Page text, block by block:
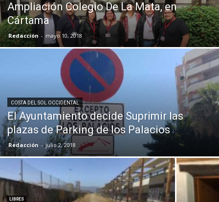
Ampliación Colegio De La Mata, en
Cártama
Redacción - mayo 10, 2018
COSTA DEL SOL OCCIDENTAL
El Ayuntamiento decide Suprimir las
plazas de Parking de los Palacios
Redacción - julio 2, 2018
LIBRES